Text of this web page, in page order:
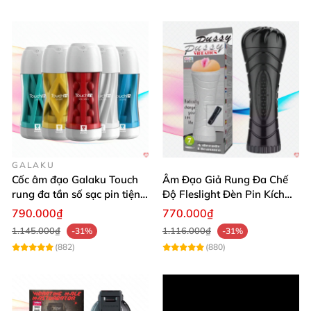
GALAKU
Cốc âm đạo Galaku Touch
rung đa tần số sạc pin tiện
lợi mua ngay
790.000₫
1.145.000₫
-31%
(882)
Âm Đạo Giả Rung Đa Chế
Độ Fleslight Đèn Pin Kích
Thích
770.000₫
1.116.000₫
-31%
(880)